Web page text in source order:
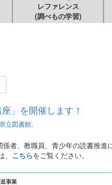
レファレンス
(調べもの学習)
」を開催します！
立図書館.
者、教職員、青少年の読書推
こちらをご覧ください。